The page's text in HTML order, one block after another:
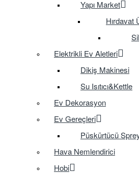
Yapı Market
Hırdavat
Elektrikli Ev Aletleri
Dikiş Makinesi
Su Isıtıcı&Kettle
Ev Dekorasyon
Ev Gereçleri
Püskürtücü
Hava Nemlendirici
Hobi